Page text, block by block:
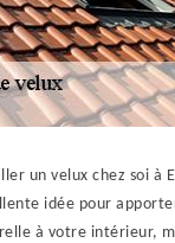
un velux chez soi à
idée pour
à votre intérieur,